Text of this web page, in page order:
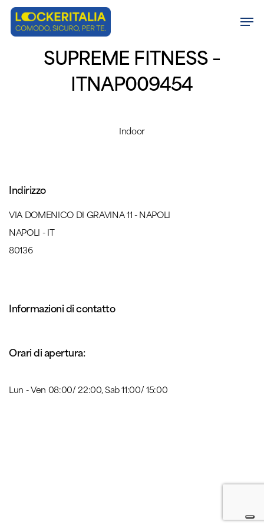
Skip
SUPREME FITNESS –
ITNAP009454
Indoor
Indirizzo
VIA DOMENICO DI GRAVINA 11 - NAPOLI
NAPOLI - IT
80136
Informazioni di contatto
Orari di apertura:
Lun - Ven 08:00/ 22:00, Sab 11:00/ 15:00